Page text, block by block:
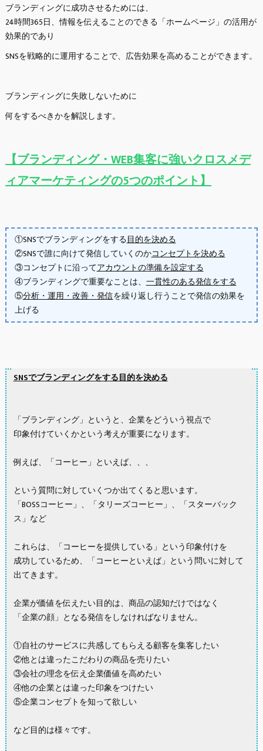
ブランディングに成功させるためには、
24時間365日、情報を伝えることのできる「ホームページ」の活用が
効果的であり
SNSを戦略的に運用することで、広告効果を高めることができます。
ブランディングに失敗しないために
何をするべきかを解説します。
【ブランディング・WEB集客に強いクロスメデ
ィアマーケティングの5つのポイント】
①SNSでブランディングをする目的を決める
②SNSで誰に向けて発信していくのかコンセプトを決める
③コンセプトに沿ってアカウントの準備を設定する
④ブランディングで重要なことは、一貫性のある発信をする
⑤分析・運用・改善・発信を繰り返し行うことで発信の効果を
上げる
SNSでブランディングをする目的を決める
「ブランディング」というと、企業をどういう視点で
印象付けていくかという考えが重要になります。
例えば、「コーヒー」といえば、、、
という質問に対していくつか出てくると思います。
「BOSSコーヒー」、「タリーズコーヒー」、「スターバック
ス」など
これらは、「コーヒーを提供している」という印象付けを
成功しているため、「コーヒーといえば」という問いに対して
出てきます。
企業が価値を伝えたい目的は、商品の認知だけではなく
「企業の顔」となる発信をしなければなりません。
①自社のサービスに共感してもらえる顧客を集客したい
②他とは違ったこだわりの商品を売りたい
③会社の理念を伝え企業価値を高めたい
④他の企業とは違った印象をつけたい
⑤企業コンセプトを知って欲しい
など目的は様々です。